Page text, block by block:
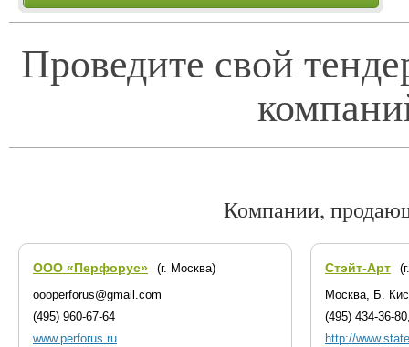
Проведите свой
Компании,
ООО «Перфорус»
(г. Москва)
oooperforus@gmail.com
(495) 960-67-64
www.perforus.ru
Стэйт-Арт
Москва, Б.
(495) 434-36-
http://